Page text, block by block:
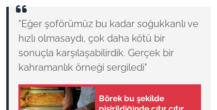
"Eğer şoförümüz bu kadar soğukkanlı ve
hızlı olmasaydı, çok daha kötü bir
sonuçla karşılaşabilirdik. Gerçek bir
kahramanlık örneği sergiledi"
Börek bu şekilde